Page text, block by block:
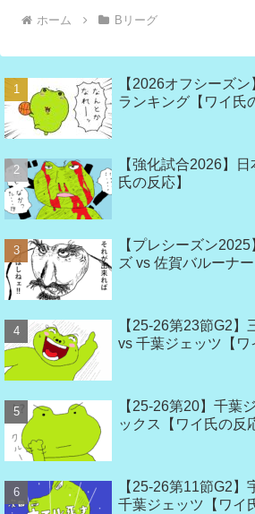
ホーム Bリーグ
【2026オフシーズ
ランキング【ワイ氏
【強化試合2026】
氏の反応】
【プレシーズン
ズ vs 佐賀バルーナ
【25-26第23節G2】
vs 千葉ジェッツ【ワ
【25-26第20】千葉
ックス【ワイ氏の反
【25-26第11節G2
千葉ジェッツ【ワイ